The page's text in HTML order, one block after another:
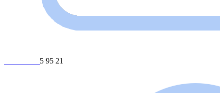
5 95 21